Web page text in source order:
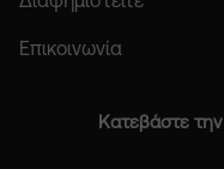
Επικοινωνία
Κατεβάστε